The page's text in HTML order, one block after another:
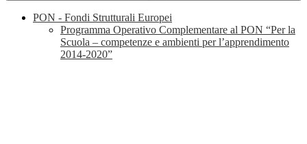
PON - Fondi Strutturali Europei
Programma Operativo Complementare al PON “Per la
Scuola – competenze e ambienti per l’apprendimento
2014-2020”